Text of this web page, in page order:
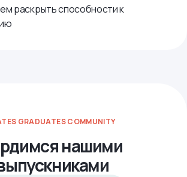
раскрыть способности к
GRADUATES COMMUNITY
нашими